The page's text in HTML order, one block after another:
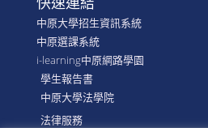
中原大學招生資訊系統
中原選課系統
i-learning中原網路學園
學生報告書
中原大學法學院
法律服務